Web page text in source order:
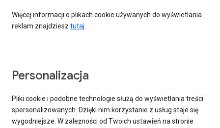
Więcej informacji o plikach cookie używanych do wyświetlania
reklam znajdziesz tutaj.
Personalizacja
Pliki cookie i podobne technologie służą do wyświetlania treści
spersonalizowanych. Dzięki nim korzystanie z usług staje się
wygodniejsze. W zależności od Twoich ustawień na stronie